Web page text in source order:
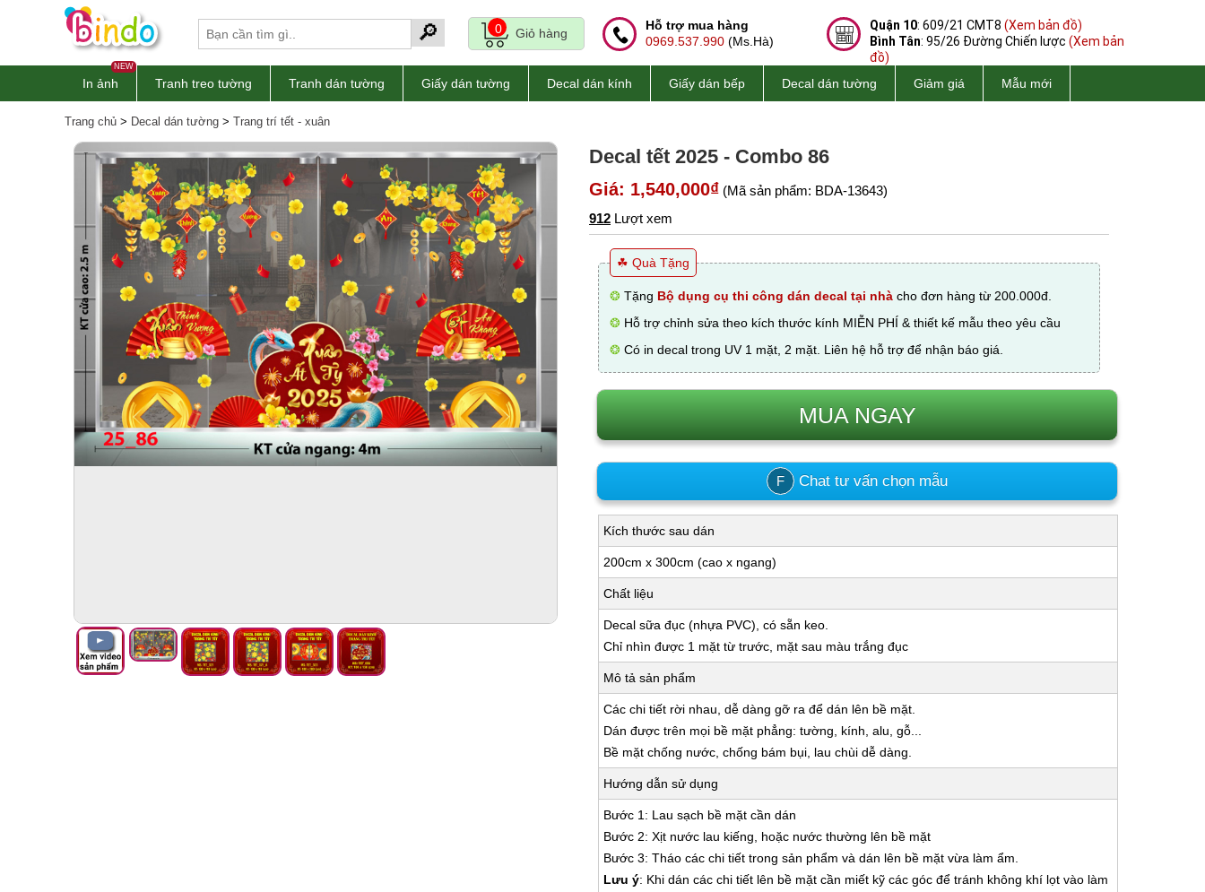
🔎 0 Giỏ hàng
Hỗ trợ mua hàng
0969.537.990 (Ms.Hà)
Quận 10: 609/21 CMT8 (Xem bản đồ)
Bình Tân: 95/26 Đường Chiến lược (Xem bản
đồ)
NEW
In ảnh Tranh treo tường Tranh dán tường Giấy dán tường Decal dán kính Giấy dán bếp Decal dán tường Giảm giá Mẫu mới
Trang chủ > Decal dán tường > Trang trí tết - xuân
Decal tết 2025 - Combo 86
Giá: 1,540,000₫ (Mã sản phẩm: BDA-13643)
912 Lượt xem
☘ Quà Tặng
❂ Tặng Bộ dụng cụ thi công dán decal tại nhà cho đơn hàng từ 200.000đ.
❂ Hỗ trợ chỉnh sửa theo kích thước kính MIỄN PHÍ & thiết kế mẫu theo yêu cầu
❂ Có in decal trong UV 1 mặt, 2 mặt. Liên hệ hỗ trợ để nhận báo giá.
MUA NGAY
F Chat tư vấn chọn mẫu
Kích thước sau dán
200cm x 300cm (cao x ngang)
Chất liệu
Decal sữa đục (nhựa PVC), có sẵn keo.
Chỉ nhìn được 1 mặt từ trước, mặt sau màu trắng đục
Mô tả sản phẩm
Các chi tiết rời nhau, dễ dàng gỡ ra để dán lên bề mặt.
Dán được trên mọi bề mặt phẳng: tường, kính, alu, gỗ...
Bề mặt chống nước, chống bám bụi, lau chùi dễ dàng.
Hướng dẫn sử dụng
Bước 1: Lau sạch bề mặt cần dán
Bước 2: Xịt nước lau kiếng, hoặc nước thường lên bề mặt
Bước 3: Tháo các chi tiết trong sản phẩm và dán lên bề mặt vừa làm ẩm.
Lưu ý: Khi dán các chi tiết lên bề mặt cần miết kỹ các góc để tránh không khí lọt vào làm